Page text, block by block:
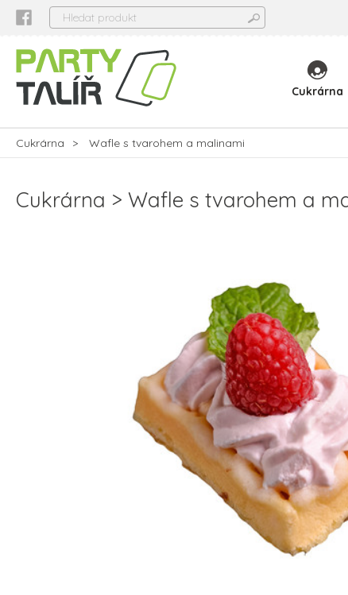
Cukrárna
Cukrárna Wafle s tvarohem a malinami
Cukrárna Wafle s tvarohem a